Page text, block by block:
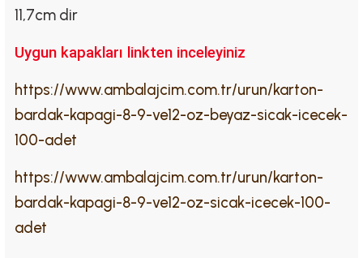
11,7cm dir
Uygun kapakları linkten inceleyiniz
https://www.ambalajcim.com.tr/urun/karton-
bardak-kapagi-8-9-ve12-oz-beyaz-sicak-icecek-
100-adet
https://www.ambalajcim.com.tr/urun/karton-
bardak-kapagi-8-9-ve12-oz-sicak-icecek-100-
adet